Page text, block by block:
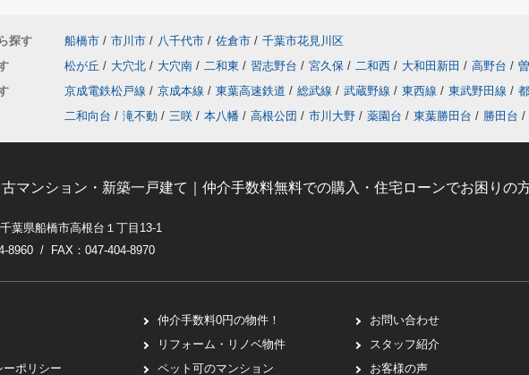
探す 船橋市 / 市川市 / 八千代市 / 佐倉市 / 千葉市花見川区
松が丘 / 大穴北 / 大穴南 / 二和東 / 習志野台 / 宮久保 / 二和西 / 大和田新田 / 高野台 /
京成電鉄松戸線 / 京成本線 / 東葉高速鉄道 / 総武線 / 武蔵野線 / 東西線 / 東武野田線 /
二和向台 / 滝不動 / 三咲 / 本八幡 / 高根公団 / 市川大野 / 薬園台 / 東葉勝田台 / 勝田台 /
マンション・新築一戸建て｜仲介手数料無料での購入・住宅ローンでお困りの
葉県船橋市高根台１丁目13-1
8960 / FAX：047-404-8970
ーポリシー
仲介手数料0円の物件！
リフォーム・リノベ物件
ペット可のマンション
お問い合わせ
スタッフ紹介
お客様の声